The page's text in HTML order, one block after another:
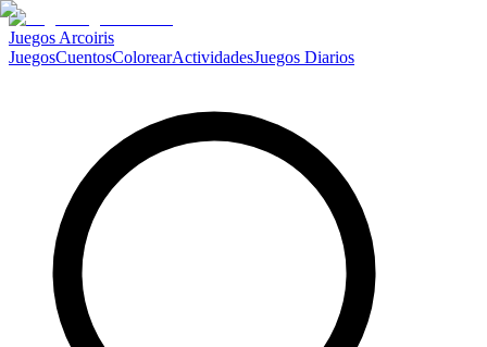
Juegos Arcoiris
JuegosCuentosColorearActividadesJuegos Diarios